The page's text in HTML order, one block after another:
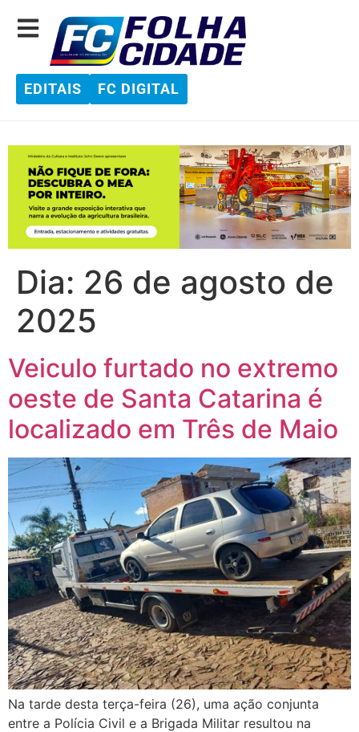
EDITAIS FC DIGITAL
Dia: 26 de agosto de
2025
Veiculo furtado no extremo
oeste de Santa Catarina é
localizado em Três de Maio
Na tarde desta terça-feira (26), uma ação conjunta
entre a Polícia Civil e a Brigada Militar resultou na